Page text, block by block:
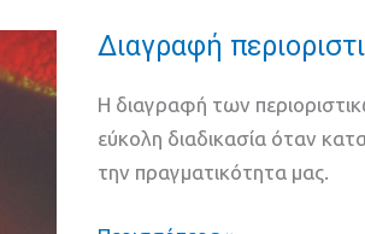
Διαγραφή
Η διαγραφή των
εύκολη διαδικασία όταν
την πραγματικότητα μας.
Διαγραφή
πεποιθήσεων
σε
8